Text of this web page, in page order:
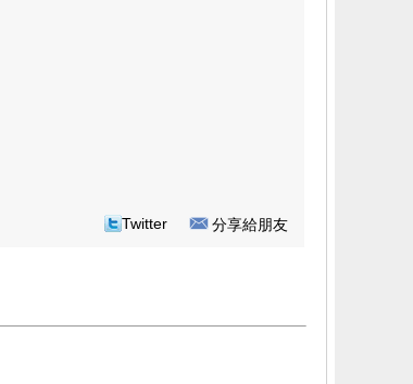
Twitter 分享給朋友